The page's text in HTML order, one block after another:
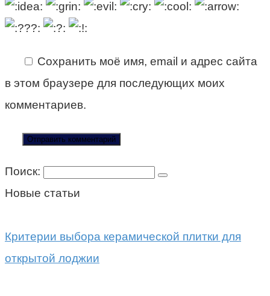
Сохранить моё имя, email и адрес сайта
в этом браузере для последующих моих
комментариев.
Поиск:
Новые статьи
Критерии выбора керамической плитки для
открытой лоджии